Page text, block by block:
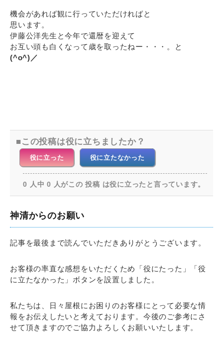
機会があれば観に行っていただければと
思います。
伊藤公洋先生と今年で還暦を迎えて
お互い頭も白くなって歳を取ったねー・・・。と
(^o^)／
この投稿は役に立ちましたか？
役に立った 役に立たなかった
0 人中 0 人がこの 投稿 は役に立ったと言っています。
神清からのお願い
記事を最後まで読んでいただきありがとうございます。
お客様の率直な感想をいただくため「役にたった」「役
に立たなかった」ボタンを設置しました。
私たちは、日々屋根にお困りのお客様にとって必要な情
報をお伝えしたいと考えております。今後のご参考にさ
せて頂きますのでご協力よろしくお願いいたします。